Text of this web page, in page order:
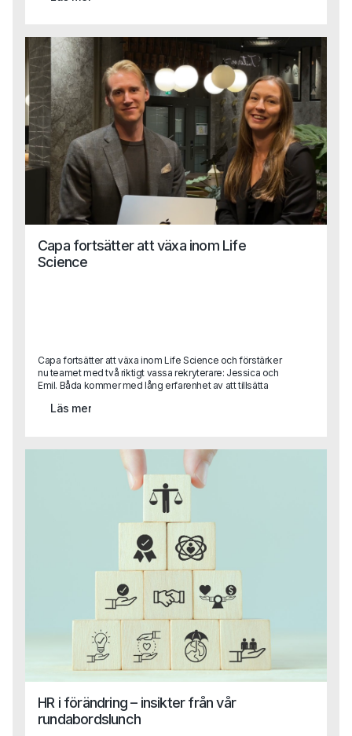
Capa fortsätter att växa inom Life
Science
Capa fortsätter att växa inom Life Science och förstärker
nu teamet med två riktigt vassa rekryterare: Jessica och
Emil. Båda kommer med lång erfarenhet av att tillsätta
medicinteknik och blir en viktig del i vår satsning på att
kompetens även inom områden som HR, Legal och
Finance kan vi nu erbjuda en helhetslösning till Life
Science-bolag, oavsett funktion eller behov.
Läs mer
HR i förändring – insikter från vår
rundabordslunch